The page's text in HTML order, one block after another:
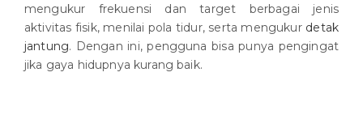
mengukur frekuensi dan target berbagai jenis
aktivitas fisik, menilai pola tidur, serta mengukur detak
jantung. Dengan ini, pengguna bisa punya pengingat
jika gaya hidupnya kurang baik.